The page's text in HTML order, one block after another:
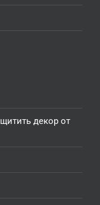
декор от